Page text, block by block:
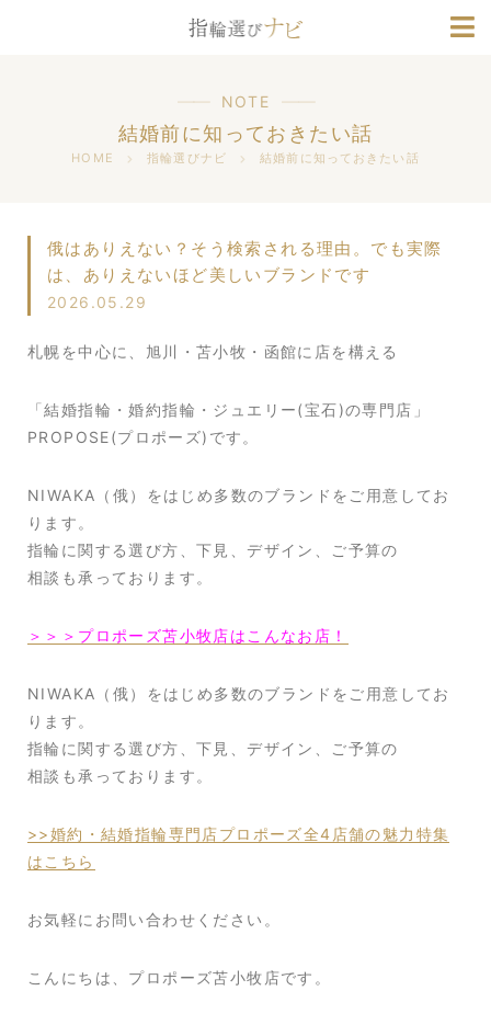
ブランド情報
NOTE
結婚前に知っておきたい話
HOME 指輪選びナビ 結婚前に知っておきたい話
俄はありえない？そう検索される理由。でも実際
は、ありえないほど美しいブランドです
2026.05.29
札幌を中心に、旭川・苫小牧・函館に店を構える
「結婚指輪・婚約指輪・ジュエリー(宝石)の専門店」
PROPOSE(プロポーズ)です。
NIWAKA（俄）をはじめ多数のブランドをご用意してお
ります。
指輪に関する選び方、下見、デザイン、ご予算の
相談も承っております。
＞＞＞プロポーズ苫小牧店はこんなお店！
NIWAKA（俄）をはじめ多数のブランドをご用意してお
ります。
指輪に関する選び方、下見、デザイン、ご予算の
相談も承っております。
>>婚約・結婚指輪専門店プロポーズ全4店舗の魅力特集
はこちら
お気軽にお問い合わせください。
こんにちは、プロポーズ苫小牧店です。